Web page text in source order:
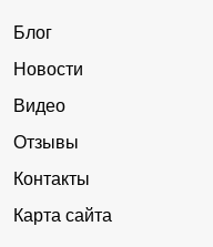
Блог
Новости
Видео
Отзывы
Контакты
Карта сайта